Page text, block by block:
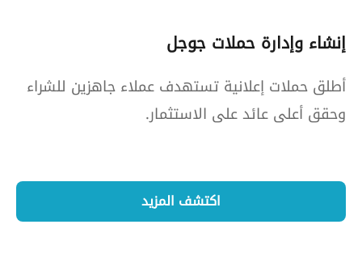
إنشاء وإدارة حملات جوجل
أطلق حملات إعلانية تستهدف عملاء جاهزين للشراء
وحقق أعلى عائد على الاستثمار.
اكتشف المزيد